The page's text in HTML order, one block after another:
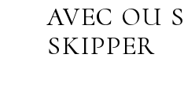
AVEC OU
SKIPPER